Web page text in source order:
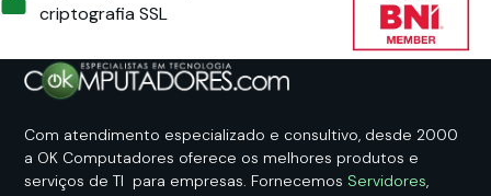
criptografia SSL
Com atendimento especializado e consultivo, desde 2000
a OK Computadores oferece os melhores produtos e
serviços de TI para empresas. Fornecemos Servidores,